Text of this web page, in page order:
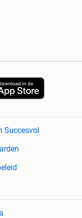
Succesvol